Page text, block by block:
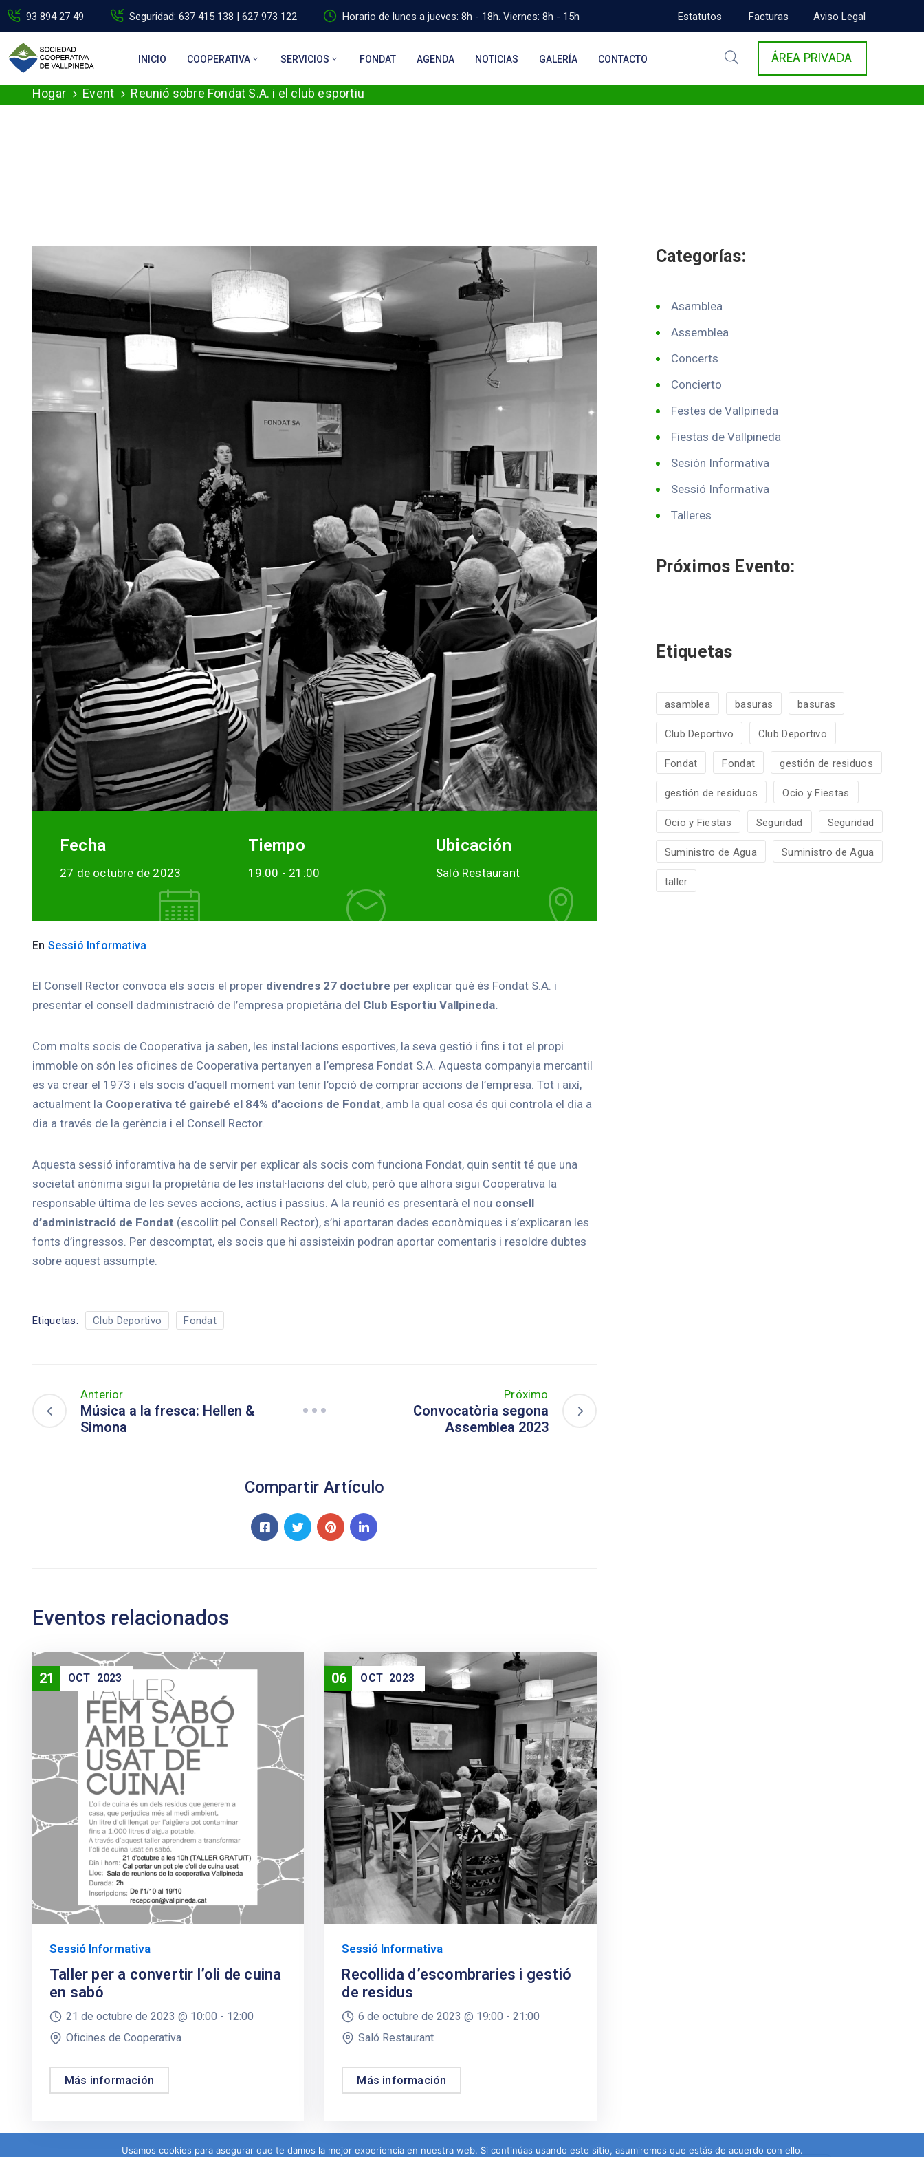
93 894 27 49 Seguridad: 637 415 138 | 627 973 122 Horario de lunes a jueves: 8h - 18h. Viernes: 8h - 15h Estatutos Facturas Aviso Legal
INICIO COOPERATIVA SERVICIOS FONDAT AGENDA NOTICIAS GALERÍA CONTACTO ÁREA PRIVADA
Hogar Event Reunió sobre Fondat S.A. i el club esportiu
Fecha
27 de octubre de 2023
Tiempo
19:00 - 21:00
Ubicación
Saló Restaurant
En Sessió Informativa
El Consell Rector convoca els socis el proper divendres 27 doctubre per explicar què és Fondat S.A. i
presentar el consell dadministració de l’empresa propietària del Club Esportiu Vallpineda.
Com molts socis de Cooperativa ja saben, les instal·lacions esportives, la seva gestió i fins i tot el propi
immoble on són les oficines de Cooperativa pertanyen a l’empresa Fondat S.A. Aquesta companyia mercantil
es va crear el 1973 i els socis d’aquell moment van tenir l’opció de comprar accions de l’empresa. Tot i així,
actualment la Cooperativa té gairebé el 84% d’accions de Fondat, amb la qual cosa és qui controla el dia a
dia a través de la gerència i el Consell Rector.
Aquesta sessió inforamtiva ha de servir per explicar als socis com funciona Fondat, quin sentit té que una
societat anònima sigui la propietària de les instal·lacions del club, però que alhora sigui Cooperativa la
responsable última de les seves accions, actius i passius. A la reunió es presentarà el nou consell
d’administració de Fondat (escollit pel Consell Rector), s’hi aportaran dades econòmiques i s’explicaran les
fonts d’ingressos. Per descomptat, els socis que hi assisteixin podran aportar comentaris i resoldre dubtes
sobre aquest assumpte.
Etiquetas: Club Deportivo Fondat
Anterior
Música a la fresca: Hellen &
Simona
Próximo
Convocatòria segona
Assemblea 2023
Compartir Artículo
Eventos relacionados
21 OCT 2023
Sessió Informativa
Taller per a convertir l’oli de cuina
en sabó
21 de octubre de 2023 @ 10:00 - 12:00
Oficines de Cooperativa
Más información
06 OCT 2023
Sessió Informativa
Recollida d’escombraries i gestió
de residus
6 de octubre de 2023 @ 19:00 -21:00
Saló Restaurant
Más información
Categorías:
Asamblea
Assemblea
Concerts
Concierto
Festes de Vallpineda
Fiestas de Vallpineda
Sesión Informativa
Sessió Informativa
Talleres
Próximos Evento:
Etiquetas
asamblea basuras basuras
Club Deportivo Club Deportivo
Fondat Fondat gestión de residuos
gestión de residuos Ocio y Fiestas
Ocio y Fiestas Seguridad Seguridad
Suministro de Agua Suministro de Agua
taller
Usamos cookies para asegurar que te damos la mejor experiencia en nuestra web. Si continúas usando este sitio, asumiremos que estás de acuerdo con ello.